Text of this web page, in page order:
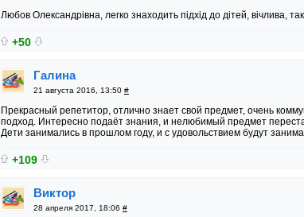
Любов Олександрівна, легко знаходить підхід до дітей, вічлива,
+50
Галина
21 августа 2016, 13:50 #
Прекрасный репетитор, отлично знает свой предмет, очень
подход. Интересно подаёт знания, и нелюбимый предмет
Дети занимались в прошлом году, и с удовольствием будут
+109
Виктор
28 апреля 2017, 18:06 #